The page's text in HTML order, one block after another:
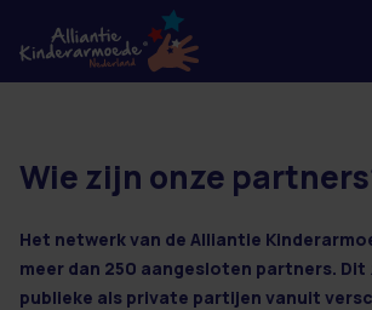
8 resultaten
Wie zijn onze
Het netwerk van de Alliantie
meer dan 250 aangesloten partners. Dit
publieke als private partijen vanuit